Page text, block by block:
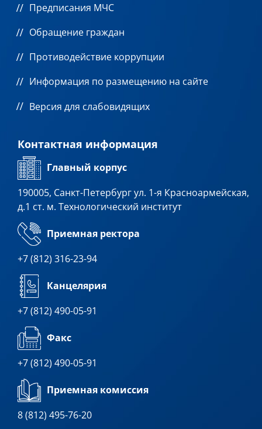
Предписания МЧС
Обращение граждан
Противодействие коррупции
Информация по размещению на сайте
Версия для слабовидящих
Контактная информация
Главный корпус
190005, Санкт-Петербург ул. 1-я Красноармейская,
д.1 ст. м. Технологический институт
Приемная ректора
+7 (812) 316-23-94
Канцелярия
+7 (812) 490-05-91
Факс
+7 (812) 490-05-91
Приемная комиссия
8 (812) 495-76-20